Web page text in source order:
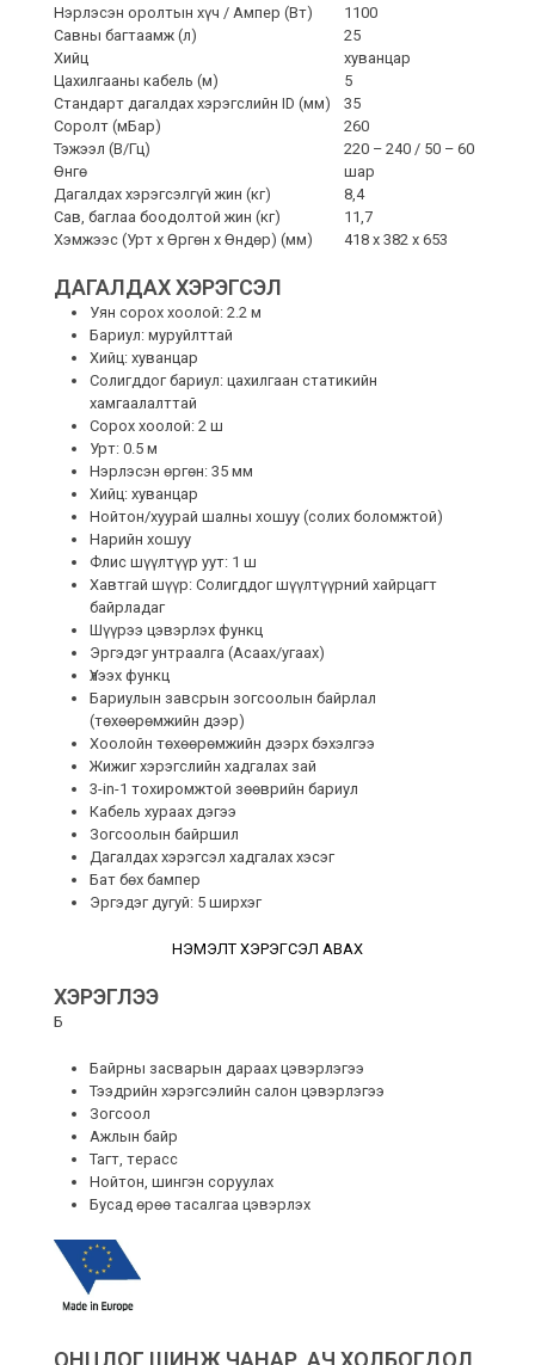
Нэрлэсэн оролтын хүч / Ампер (Вт)
1100
Савны багтаамж (л)
25
Хийц
хуванцар
Цахилгааны кабель (м)
5
Стандарт дагалдах хэрэгслийн ID (мм)
35
Соролт (мБар)
260
Тэжээл (В/Гц)
220 – 240 / 50 – 60
Өнгө
шар
Дагалдах хэрэгсэлгүй жин (кг)
8,4
Сав, баглаа боодолтой жин (кг)
11,7
Хэмжээс (Урт x Өргөн x Өндөр) (мм)
418 x 382 x 653
ДАГАЛДАХ ХЭРЭГСЭЛ
Уян сорох хоолой: 2.2 м
Бариул: муруйлттай
Хийц: хуванцар
Солигддог бариул: цахилгаан статикийн
хамгаалалттай
Сорох хоолой: 2 ш
Урт: 0.5 м
Нэрлэсэн өргөн: 35 мм
Хийц: хуванцар
Нойтон/хуурай шалны хошуу (солих боломжтой)
Нарийн хошуу
Флис шүүлтүүр уут: 1 ш
Хавтгай шүүр: Солигддог шүүлтүүрний хайрцагт
байрладаг
Шүүрээ цэвэрлэх функц
Эргэдэг унтраалга (Асаах/угаах)
Үлээх функц
Бариулын завсрын зогсоолын байрлал
(төхөөрөмжийн дээр)
Хоолойн төхөөрөмжийн дээрх бэхэлгээ
Жижиг хэрэгслийн хадгалах зай
3-in-1 тохиромжтой зөөврийн бариул
Кабель хураах дэгээ
Зогсоолын байршил
Дагалдах хэрэгсэл хадгалах хэсэг
Бат бөх бампер
Эргэдэг дугуй: 5 ширхэг
НЭМЭЛТ ХЭРЭГСЭЛ АВАХ
ХЭРЭГЛЭЭ
Б
Байрны засварын дараах цэвэрлэгээ
Тээдрийн хэрэгсэлийн салон цэвэрлэгээ
Зогсоол
Ажлын байр
Тагт, терасс
Нойтон, шингэн соруулах
Бусад өрөө тасалгаа цэвэрлэх
ОНЦЛОГ ШИНЖ ЧАНАР, АЧ ХОЛБОГДОЛ